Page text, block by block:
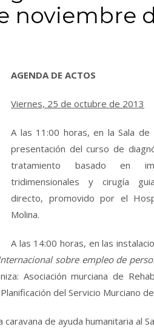
noviembre
AGENDA DE ACTOS
Viernes, 25 de octubre de 2013
A las 11:00 horas, en la Sala de
presentación del curso de
tratamiento basado en
tridimensionales y cirugía
directo, promovido por el
Molina.
A las 14:00 horas, en las
sobre empleo de
Asociación murciana de
del Servicio Murciano de
de ayuda humanitaria al